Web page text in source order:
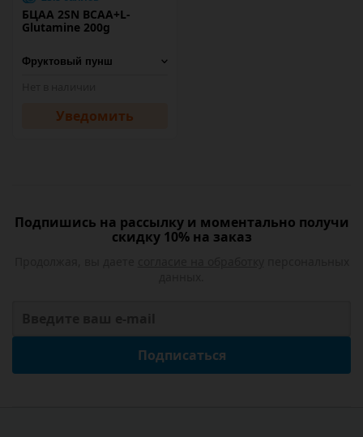
БЦАА 2SN BCAA+L-
Glutamine 200g
Уведомить
Подпишись на рассылку и моментально получи
скидку 10% на заказ
Подписаться